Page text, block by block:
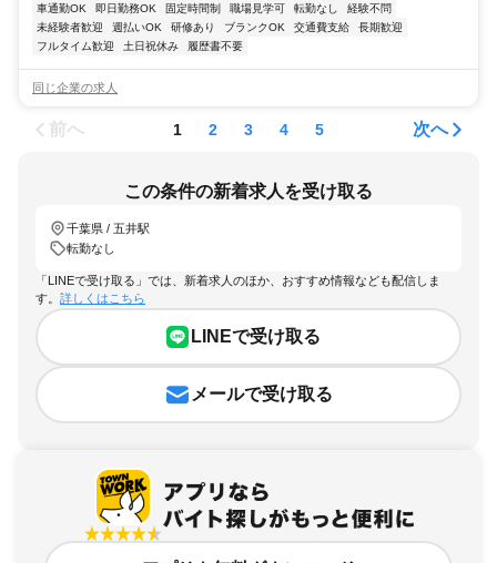
車通勤OK
即日勤務OK 固定時間制 職場見学可 転勤なし
経験不問
未経験者歓迎
週払いOK 研修あり ブランクOK 交通費支給
長期歓迎
フルタイム歓迎
土日祝休み 履歴書不要
同じ企業の求人
前へ 1 2 3 4 5 次へ
この条件の新着求人を受け取る
千葉県 / 五井駅
転勤なし
「LINEで受け取る」では、新着求人のほか、おすすめ情報なども配信しま
す。 詳しくはこちら
LINEで受け取る
メールで受け取る